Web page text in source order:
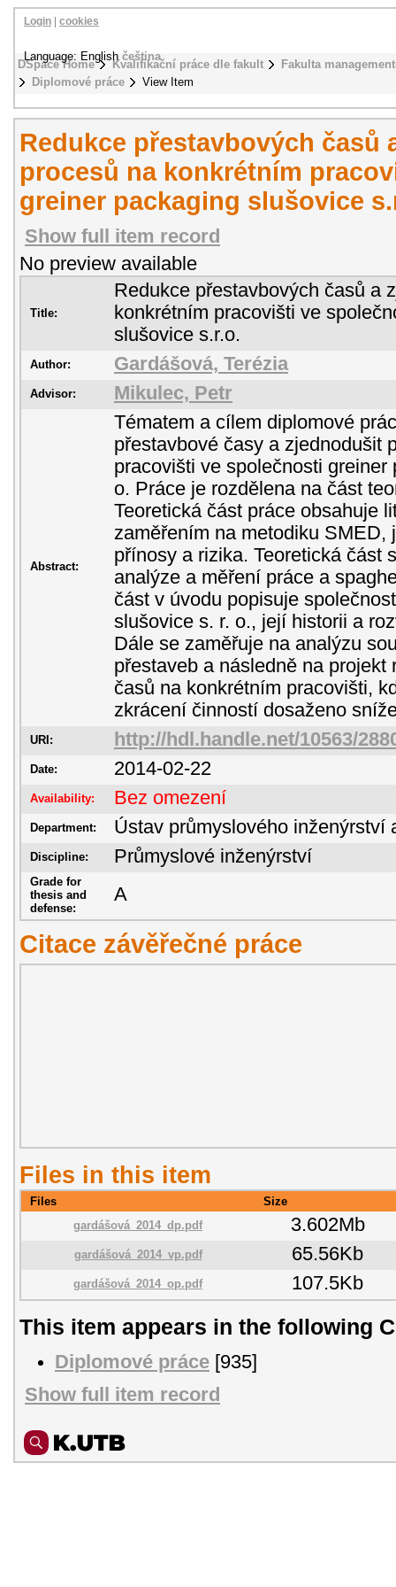
DSpace Home Kvalifikační práce dle fakult
Fakulta
Diplomové práce
View Item
Login cookies
Language: Englishčeština
Redukce přestavbových časů
procesů na konkrétním
greiner packaging slušovice
Show full item record
No preview available
Title:
Redukce přestavbových časů a
konkrétním pracovišti ve
slušovice s.r.o.
Author: Gardášová, Terézia
Advisor: Mikulec, Petr
Abstract:
Tématem a cílem diplomové
přestavbové časy a zjednodušit
pracovišti ve společnosti greiner
o. Práce je rozdělena na část
Teoretická část práce obsahuje
zaměřením na metodiku SMED,
přínosy a rizika. Teoretická část
analýze a měření práce a
část v úvodu popisuje
slušovice s. r. o., její historii a
Dále se zaměřuje na analýzu
přestaveb a následně na projekt
časů na konkrétním pracovišti,
zkrácení činností dosaženo
URI: http://hdl.handle.net/10563/
Date: 2014-02-22
Availability: Bez omezení
Department: Ústav průmyslového inženýrství
Discipline: Průmyslové inženýrství
Grade for
thesis and
defense:
A
Citace závěřečné práce
Files in this item
Files
Size
gardášová_2014_dp.pdf
3.602Mb
gardášová_2014_vp.pdf 65.56Kb
gardášová_2014_op.pdf 107.5Kb
This item appears in the following
Diplomové práce [935]
Show full item record